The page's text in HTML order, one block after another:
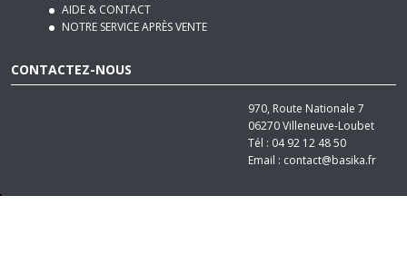
CONTACTEZ-NOUS
06270Villeneuve-Loubet
Tél : 04 92 12 48 50
Email :contact@basika.fr